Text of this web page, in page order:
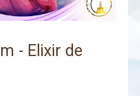
- Elixir de